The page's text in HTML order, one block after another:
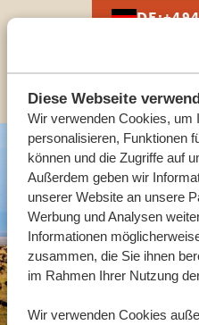
Diese Webseite
Wir verwenden Cookies, um
personalisieren, Funktionen
können und die Zugriffe auf
Außerdem geben wir
unserer Website an unsere
Werbung und Analysen
Informationen
zusammen, die Sie ihnen
im Rahmen Ihrer Nutzung
Wir verwenden Cookies
DE: